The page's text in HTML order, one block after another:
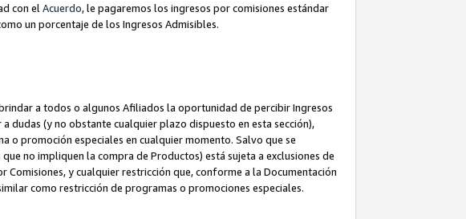
con el Acuerdo, le pagaremos los ingresos por comisiones estándar
un porcentaje de los Ingresos Admisibles.
a todos o algunos Afiliados la oportunidad de percibir Ingresos
dudas (y no obstante cualquier plazo dispuesto en esta sección),
o promoción especiales en cualquier momento. Salvo que se
no impliquen la compra de Productos) está sujeta a exclusiones de
Comisiones, y cualquier restricción que, conforme a la Documentación
como restricción de programas o promociones especiales.